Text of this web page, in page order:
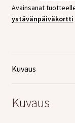
Avainsanat
ystävänpäiväkortti
Kuvaus
Kuvaus